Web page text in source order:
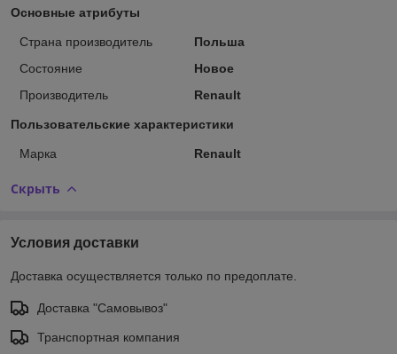
Основные атрибуты
Страна производитель
Польша
Состояние
Новое
Производитель
Renault
Пользовательские характеристики
Марка Renault
Скрыть
Условия доставки
Доставка осуществляется только по предоплате.
Доставка "Самовывоз"
Транспортная компания